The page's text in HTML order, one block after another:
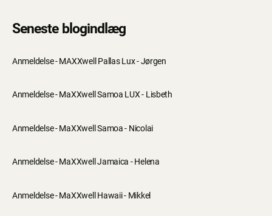
Seneste blogindlæg
Anmeldelse - MAXXwell Pallas Lux - Jørgen
Anmeldelse - MaXXwell Samoa LUX - Lisbeth
Anmeldelse - MaXXwell Samoa - Nicolai
Anmeldelse - MaXXwell Jamaica - Helena
Anmeldelse - MaXXwell Hawaii - Mikkel